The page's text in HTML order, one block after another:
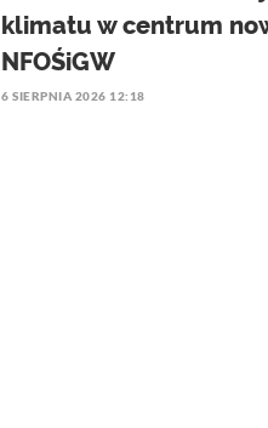
klimatu w centrum
NFOŚiGW
6 SIERPNIA 2026 12:18